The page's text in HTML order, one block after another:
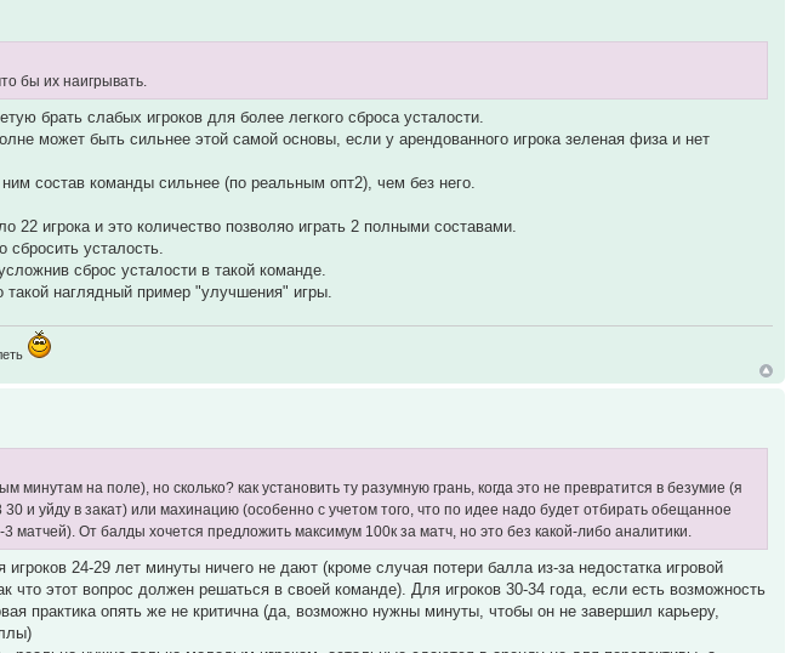
бы их наигрывать.
брать слабых игроков для более легкого сброса усталости.
может быть сильнее этой самой основы, если у арендованного игрока зеленая физа и нет
состав команды сильнее (по реальным опт2), чем без него.
22 игрока и это количество позволяо играть 2 полными составами.
усталость.
сброс усталости в такой команде.
наглядный пример "улучшения" игры.
на поле), но сколько? как установить ту разумную грань, когда это не превратится в безумие (я
и уйду в закат) или махинацию (особенно с учетом того, что по идее надо будет отбирать обещанное
матчей). От балды хочется предложить максимум 100к за матч, но это без какой-либо аналитики.
24-29 лет минуты ничего не дают (кроме случая потери балла из-за недостатка игровой
что этот вопрос должен решаться в своей команде). Для игроков 30-34 года, если есть возможность
практика опять же не критична (да, возможно нужны минуты, чтобы он не завершил карьеру,